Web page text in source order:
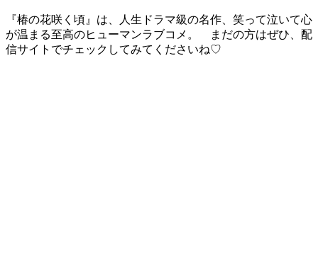
『椿の花咲く頃』は、人生ドラマ級の名作、笑って泣いて心
が温まる至高のヒューマンラブコメ。 まだの方はぜひ、配
信サイトでチェックしてみてくださいね♡